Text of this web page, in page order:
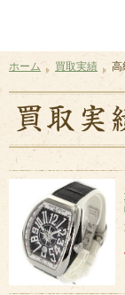
ホーム 買取実績 高